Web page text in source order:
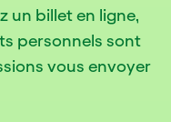
un billet en ligne,
personnels sont
vous envoyer